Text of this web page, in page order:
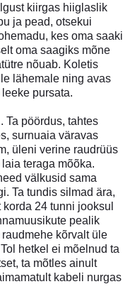
kiirgas hiiglaslik
ja pead, otsekui
kes oma saaki
oma saagiks mõne
nõuab. Koletis
lähemale ning avas
pursata.
Ta pöördus, tahtes
surnuaia väravas
üleni verine raudrüüs
teraga mõõka.
välkusid sama
Ta tundis silmad ära,
24 tunni jooksul
pealik
kõrvalt üle
hetkel ei mõelnud ta
ta mõtles ainult
kabeli nurgas